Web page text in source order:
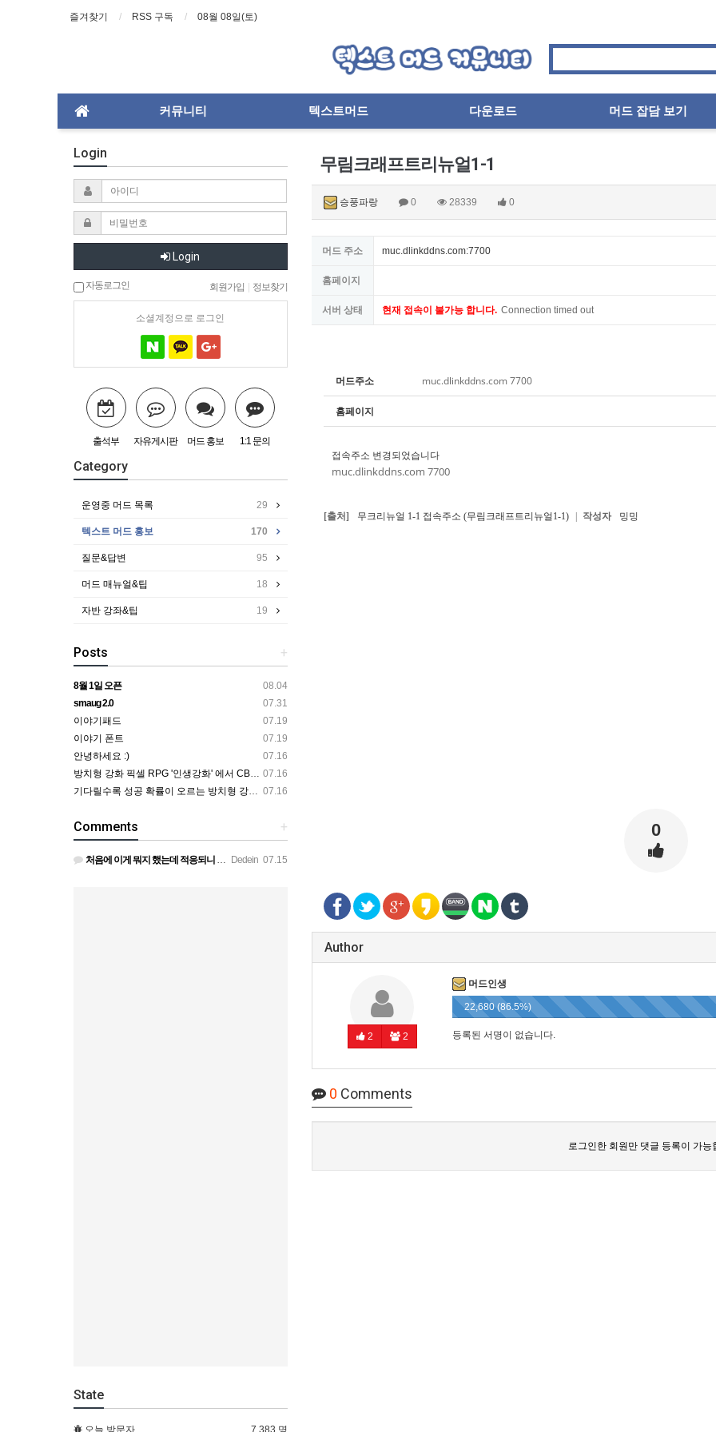
즐겨찾기 RSS 구독 08월 08일(토)
커뮤니티 텍스트머드 다운로드 머드 잡담 보기
무림크래프트리뉴얼1-1
승풍파랑 0 28339 0
머드 주소 muc.dlinkddns.com:7700
홈페이지
서버 상태 현재 접속이 불가능 합니다. Connection timed out
머드주소 muc.dlinkddns.com 7700
홈페이지
접속주소 변경되었습니다
muc.dlinkddns.com 7700
[출처] 무크리뉴얼 1-1 접속주소 (무림크래프트리뉴얼1-1) 작성자 밍밍
0
Author
2 2
머드인생
22,680 (86.5%)
등록된 서명이 없습니다.
0 Comments
로그인한 회원만 댓글 등록이 가능
Login
Login
자동로그인 회원가입 정보찾기
소셜계정으로 로그인
출석부 자유게시판 머드 홍보 1:1 문의
Category
운영중 머드 목록 29
텍스트 머드 홍보 170
질문&답변 95
머드 매뉴얼&팁 18
자반 강좌&팁 19
+
Posts
08.04
8월 1일 오픈
07.31
smaug 2.0
07.19
이야기패드
07.19
이야기 폰트
07.16
안녕하세요 :)
07.16
방치형 강화 픽셀 RPG '인생강화' 에서 CBT 인원을 모집합니다.
07.16
기다릴수록 성공 확률이 오르는 방치형 강화 RPG — 인생강화 ※8월 초 오픈 예정 (현재 CBT 중)
+
Comments
Dedein 07.15
처음에 이게 뭐지 했는데 적응되니 할만하네요 정보가 없긴하지만 게밍 안에 게시판 에서 하나씩 찾아보면은 그래…
State
오늘 방문자 7,383 명